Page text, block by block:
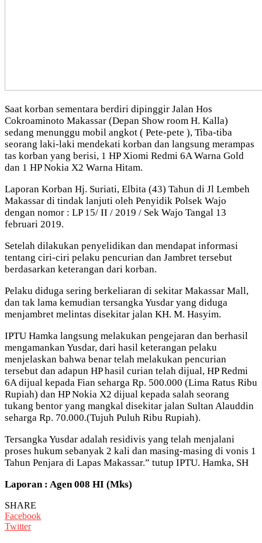
Saat korban sementara berdiri dipinggir Jalan Hos
Cokroaminoto Makassar (Depan Show room H. Kalla)
sedang menunggu mobil angkot ( Pete-pete ), Tiba-tiba
seorang laki-laki mendekati korban dan langsung merampas
tas korban yang berisi, 1 HP Xiomi Redmi 6A Warna Gold
dan 1 HP Nokia X2 Warna Hitam.
Laporan Korban Hj. Suriati, Elbita (43) Tahun di Jl Lembeh
Makassar di tindak lanjuti oleh Penyidik Polsek Wajo
dengan nomor : LP 15/ II / 2019 / Sek Wajo Tangal 13
februari 2019.
Setelah dilakukan penyelidikan dan mendapat informasi
tentang ciri-ciri pelaku pencurian dan Jambret tersebut
berdasarkan keterangan dari korban.
Pelaku diduga sering berkeliaran di sekitar Makassar Mall,
dan tak lama kemudian tersangka Yusdar yang diduga
menjambret melintas disekitar jalan KH. M. Hasyim.
IPTU Hamka langsung melakukan pengejaran dan berhasil
mengamankan Yusdar, dari hasil keterangan pelaku
menjelaskan bahwa benar telah melakukan pencurian
tersebut dan adapun HP hasil curian telah dijual, HP Redmi
6A dijual kepada Fian seharga Rp. 500.000 (Lima Ratus Ribu
Rupiah) dan HP Nokia X2 dijual kepada salah seorang
tukang bentor yang mangkal disekitar jalan Sultan Alauddin
seharga Rp. 70.000.(Tujuh Puluh Ribu Rupiah).
Tersangka Yusdar adalah residivis yang telah menjalani
proses hukum sebanyak 2 kali dan masing-masing di vonis 1
Tahun Penjara di Lapas Makassar.” tutup IPTU. Hamka, SH
Laporan : Agen 008 HI (Mks)
SHARE
Facebook
Twitter